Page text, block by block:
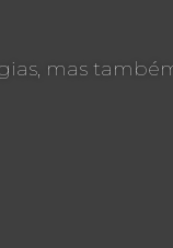
mas